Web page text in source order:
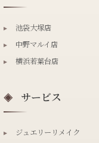
▸
池袋大塚店
▸
中野マルイ店
▸
横浜若葉台店
◈ サービス
▸
ジュエリーリメイク